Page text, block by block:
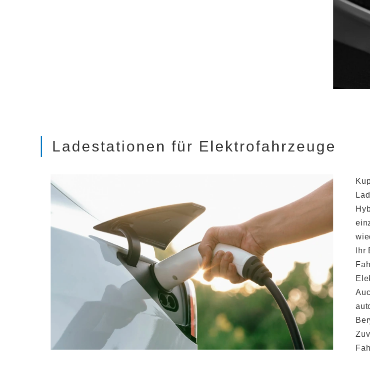
Ladestationen für Elektrofahrzeuge